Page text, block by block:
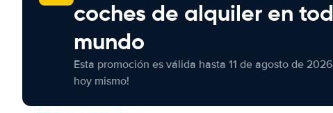
coches de alquiler en
mundo
Esta promoción es válida hasta 11 de agosto de
hoy mismo!